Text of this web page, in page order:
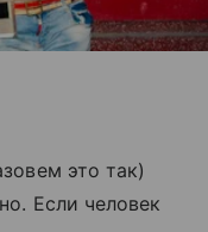
это так)
Если человек